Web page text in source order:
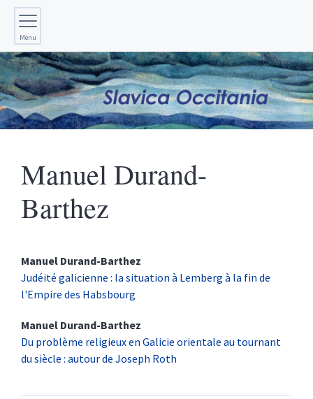
Menu
ManuelDurand-
Barthez
Manuel Durand-Barthez
Judéité galicienne : la situation à Lemberg à la fin de
l'Empire des Habsbourg
Manuel Durand-Barthez
Du problème religieux en Galicie orientale au tournant
du siècle : autour de Joseph Roth